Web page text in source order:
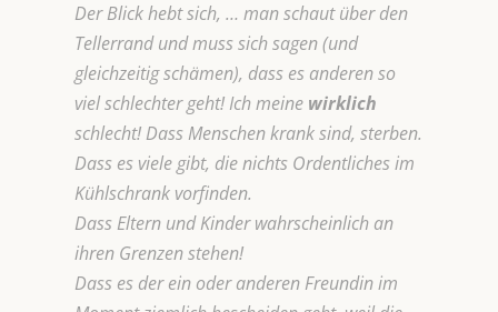
Der Blick hebt sich, … man schaut über den
Tellerrand und muss sich sagen (und
gleichzeitig schämen), dass es anderen so
viel schlechter geht! Ich meine wirklich
schlecht! Dass Menschen krank sind, sterben.
Dass es viele gibt, die nichts Ordentliches im
Kühlschrank vorfinden.
Dass Eltern und Kinder wahrscheinlich an
ihren Grenzen stehen!
Dass es der ein oder anderen Freundin im